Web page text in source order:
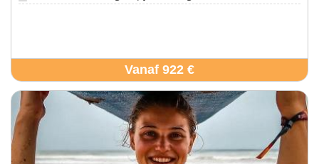
Vanaf 922 €